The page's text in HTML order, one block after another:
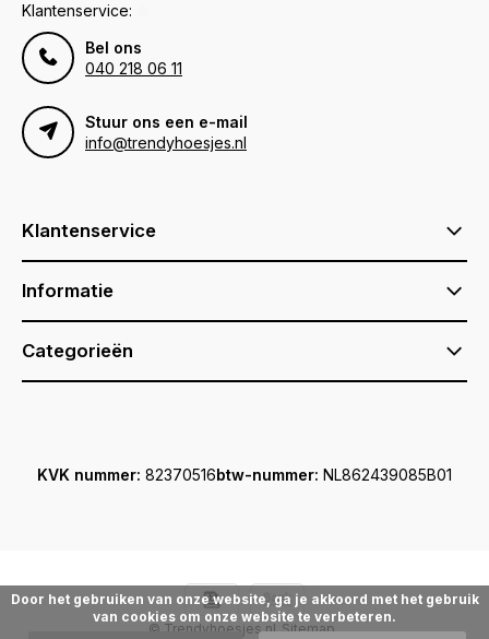
Klantenservice:
Bel ons
040 218 06 11
Stuur ons een e-mail
info@trendyhoesjes.nl
Klantenservice
Informatie
Categorieën
KVK nummer: 82370516btw-nummer: NL862439085B01
© Trendyhoesjes.nl Sitemap
Door het gebruiken van onze website, ga je akkoord met het gebruik
van cookies om onze website te verbeteren.